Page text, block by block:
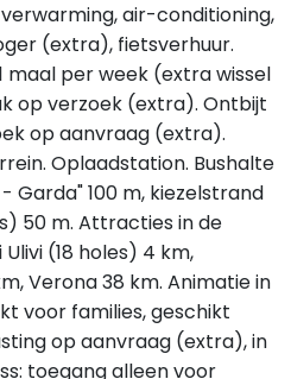
air-conditioning,
(extra), fietsverhuur.
maal per week (extra wissel
op verzoek (extra). Ontbijt
op aanvraag (extra).
Oplaadstation. Bushalte
Garda" 100 m, kiezelstrand
50 m. Attracties in de
(18 holes) 4 km,
Verona 38 km. Animatie in
voor families, geschikt
op aanvraag (extra), in
toegang alleen voor